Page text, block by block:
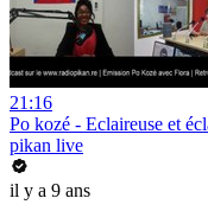
21:16
Po kozé - Eclaireuse et
pikan live
il y a 9 ans